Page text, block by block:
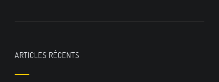
ARTICLES RÉCENTS